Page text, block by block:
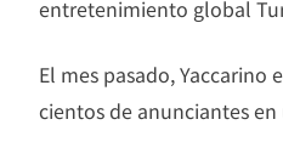
entretenimiento global
El mes pasado, Yaccarino
cientos de anunciantes